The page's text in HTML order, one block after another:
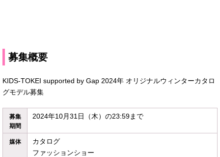
募集概要
KIDS-TOKEI supported by Gap 2024年 オリジナルウィンターカタロ
グモデル募集
募集
期間
2024年10月31日（木）の23:59まで
媒体
カタログ
ファッションショー